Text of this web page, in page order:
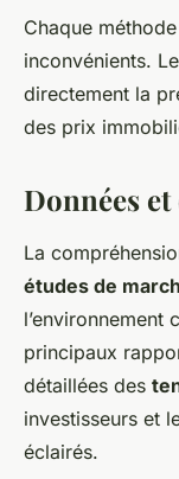
Chaque
inconvénients.
directement la
des prix
Données
La
études de
l’environnement
principaux
détaillées des
investisseurs et
éclairés.